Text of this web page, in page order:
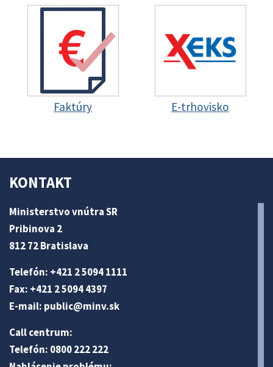
Faktúry E-trhovisko
KONTAKT
Ministerstvo vnútra SR
Pribinova 2
812 72 Bratislava
Telefón: +421 2 5094 1111
Fax: +421 2 5094 4397
E-mail: public@minv.sk
Call centrum:
Telefón: 0800 222 222